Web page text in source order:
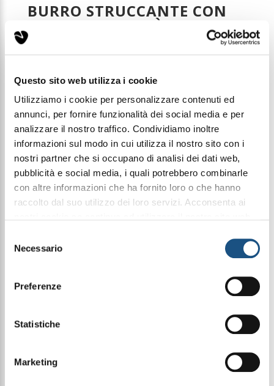
Questo sito web utilizza i cookie
Utilizziamo i cookie per personalizzare contenuti ed
annunci, per fornire funzionalità dei social media e per
analizzare il nostro traffico. Condividiamo inoltre
informazioni sul modo in cui utilizza il nostro sito con i
nostri partner che si occupano di analisi dei dati web,
pubblicità e social media, i quali potrebbero combinarle
con altre informazioni che ha fornito loro o che hanno
raccolto dal suo utilizzo dei loro servizi. Acconsenta ai
delNecessario
Preferenze
Statistiche
Marketing
BURRO STRUCCANTE CON
BURRO DI KARITÈ, ARGAN,
OLIO DI MANDORLE E
VITAMINA E
Codice: DV04
Prezzo di listino:
€ 17,99
Condividi questo articolo sui social
FacebookWhatsApp
Cosmetica
dell’Argan, dell’Olio di Mandorle Dolci e della
cellulare e donano un aspetto giovane.
Modo d’uso: Prelevare una noce di prodotto con le